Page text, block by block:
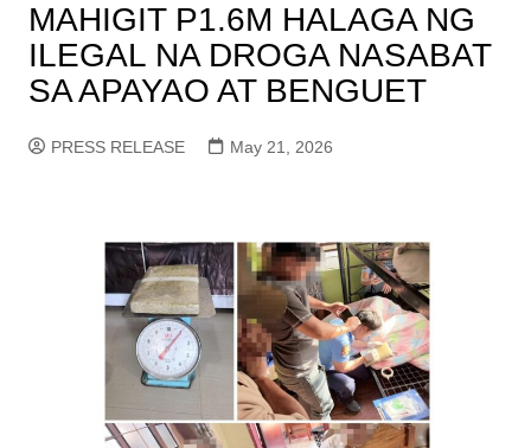
MAHIGIT P1.6M HALAGA NG
ILEGAL NA DROGA NASABAT
SA APAYAO AT BENGUET
PRESS RELEASE May 21, 2026